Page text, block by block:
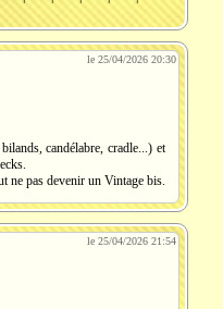
le 25/04/2026 20:30
candélabre, cradle...) et
ne pas devenir un Vintage bis.
le 25/04/2026 21:54